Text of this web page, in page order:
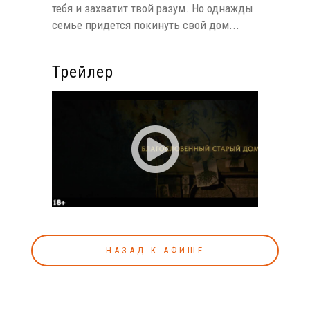
тебя и захватит твой разум. Но однажды
семье придется покинуть свой дом...
Трейлер
НАЗАД К АФИШЕ